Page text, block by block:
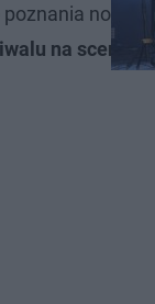
na scenie